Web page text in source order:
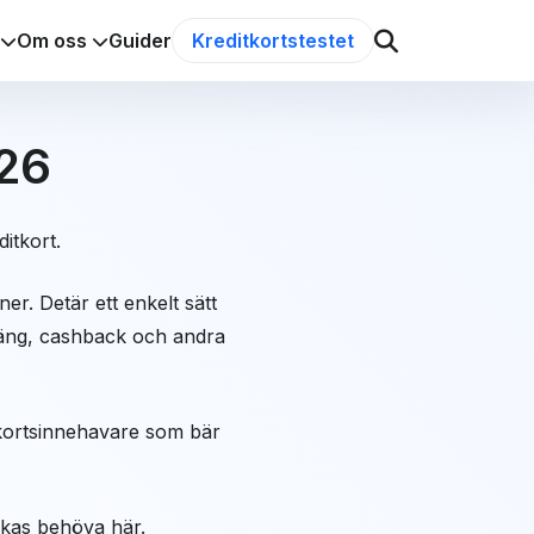
Om oss Guider Kreditkortstestet
Detär ett enkelt sätt
cashback och andra
som bär
behöva här.